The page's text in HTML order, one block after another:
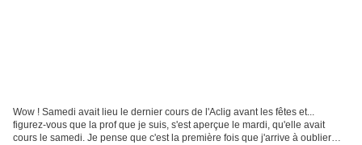
Wow ! Samedi avait lieu le dernier cours de l'Aclig avant les fêtes et...
figurez-vous que la prof que je suis, s'est aperçue le mardi, qu'elle avait
cours le samedi. Je pense que c'est la première fois que j'arrive à oublier